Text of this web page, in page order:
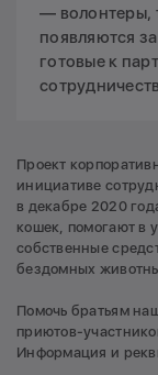
— волонтеры,
появляются
готовые к
Проект
инициативе
в декабре 2020
кошек, помогают в
собственные
бездомных
Помочь братьям
приютов-
Информация и